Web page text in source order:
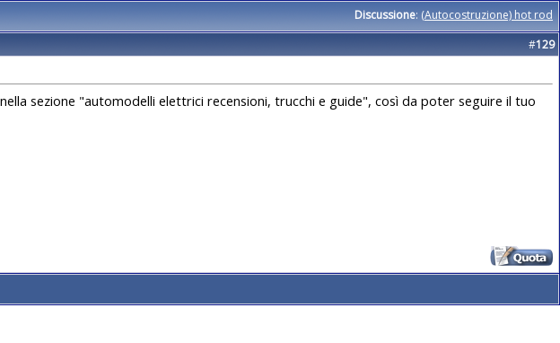
Discussione: (Autocostruzione) hot rod
#129
sezione "automodelli elettrici recensioni, trucchi e guide", così da poter seguire il tuo